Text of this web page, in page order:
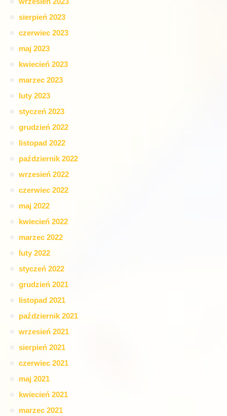
sierpień 2023
czerwiec 2023
maj 2023
kwiecień 2023
marzec 2023
luty 2023
styczeń 2023
grudzień 2022
listopad 2022
październik 2022
wrzesień 2022
czerwiec 2022
maj 2022
kwiecień 2022
marzec 2022
luty 2022
styczeń 2022
grudzień 2021
listopad 2021
październik 2021
wrzesień 2021
sierpień 2021
czerwiec 2021
maj 2021
kwiecień 2021
marzec 2021